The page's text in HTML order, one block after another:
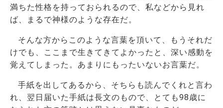
満ちた性格を持っておられるので、私などから見れ
ば、まるで神様のような存在だ。
そんな方からこのような言葉を頂いて、もうそれだ
けでも、ここまで生きてきてよかったと、深い感動を
覚えてしまった。あまりにもったいないお言葉だ。
手紙を出してあるから、そちらも読んでくれと言わ
れ、翌日届いた手紙は長文のもので、とても98歳に